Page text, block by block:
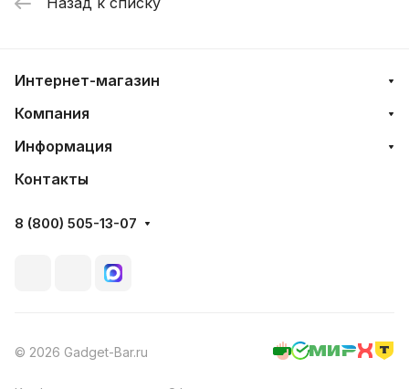
Интернет-магазин
Компания
Информация
Контакты
8 (800) 505-13-07
© 2026 Gadget-Bar.ru